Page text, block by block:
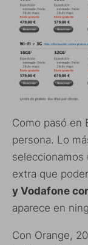
Como pasó en
persona. Lo
seleccionamos
extra que
y Vodafone
aparece en
Con Orange,